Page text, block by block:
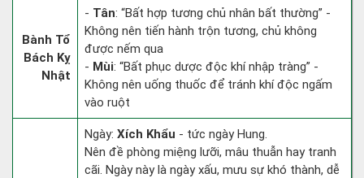
Bành Tổ
Bách Kỵ
Nhật
- Tân: “Bất hợp tương chủ nhân bất thường” -
Không nên tiến hành trộn tương, chủ không
được nếm qua
- Mùi: “Bất phục dược độc khí nhập tràng” -
Không nên uống thuốc để tránh khí độc ngấm
vào ruột
Ngày: Xích Khẩu - tức ngày Hung.
Nên đề phòng miệng lưỡi, mâu thuẫn hay tranh
cãi. Ngày này là ngày xấu, mưu sự khó thành, dễ